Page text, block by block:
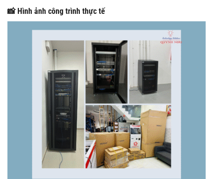
📸 Hình ảnh công trình thực tế